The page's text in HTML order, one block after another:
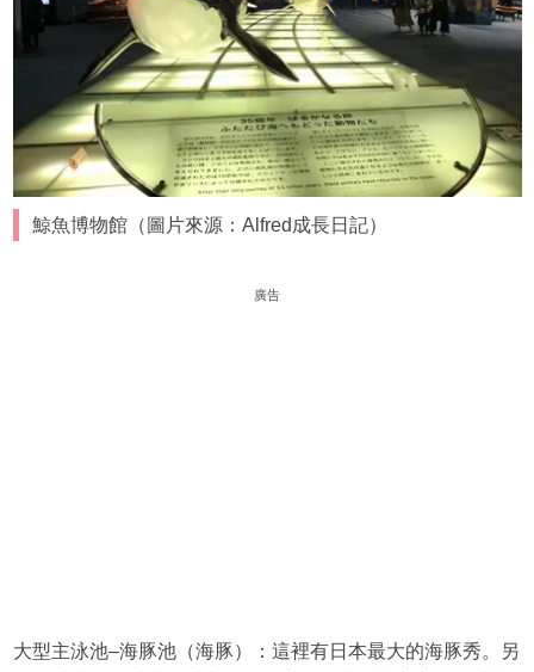
鯨魚博物館（圖片來源：Alfred成長日記）
廣告
大型主泳池–海豚池（海豚）：這裡有日本最大的海豚秀。另